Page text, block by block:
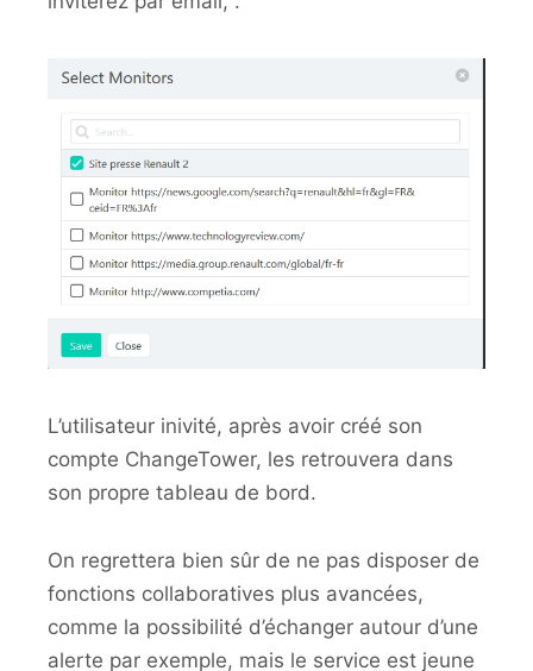
L’utilisateur inivité, après avoir créé son
compte ChangeTower, les retrouvera dans
son propre tableau de bord.
On regrettera bien sûr de ne pas disposer de
fonctions collaboratives plus avancées,
comme la possibilité d’échanger autour d’une
alerte par exemple, mais le service est jeune